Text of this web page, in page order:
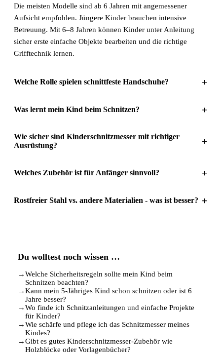
Die meisten Modelle sind ab 6 Jahren mit angemessener
Aufsicht empfohlen. Jüngere Kinder brauchen intensive
Betreuung. Mit 6–8 Jahren können Kinder unter Anleitung
sicher erste einfache Objekte bearbeiten und die richtige
Grifftechnik lernen.
Welche Rolle spielen schnittfeste Handschuhe? +
Was lernt mein Kind beim Schnitzen? +
Wie sicher sind Kinderschnitzmesser mit richtiger
Ausrüstung?
+
Welches Zubehör ist für Anfänger sinnvoll? +
Rostfreier Stahl vs. andere Materialien - was ist besser? +
Du wolltest noch wissen …
→Welche Sicherheitsregeln sollte mein Kind beim
Schnitzen beachten?
→Kann mein 5-Jähriges Kind schon schnitzen oder ist 6
Jahre besser?
→Wo finde ich Schnitzanleitungen und einfache Projekte
für Kinder?
→Wie schärfe und pflege ich das Schnitzmesser meines
Kindes?
→Gibt es gutes Kinderschnitzmesser-Zubehör wie
Holzblöcke oder Vorlagenbücher?